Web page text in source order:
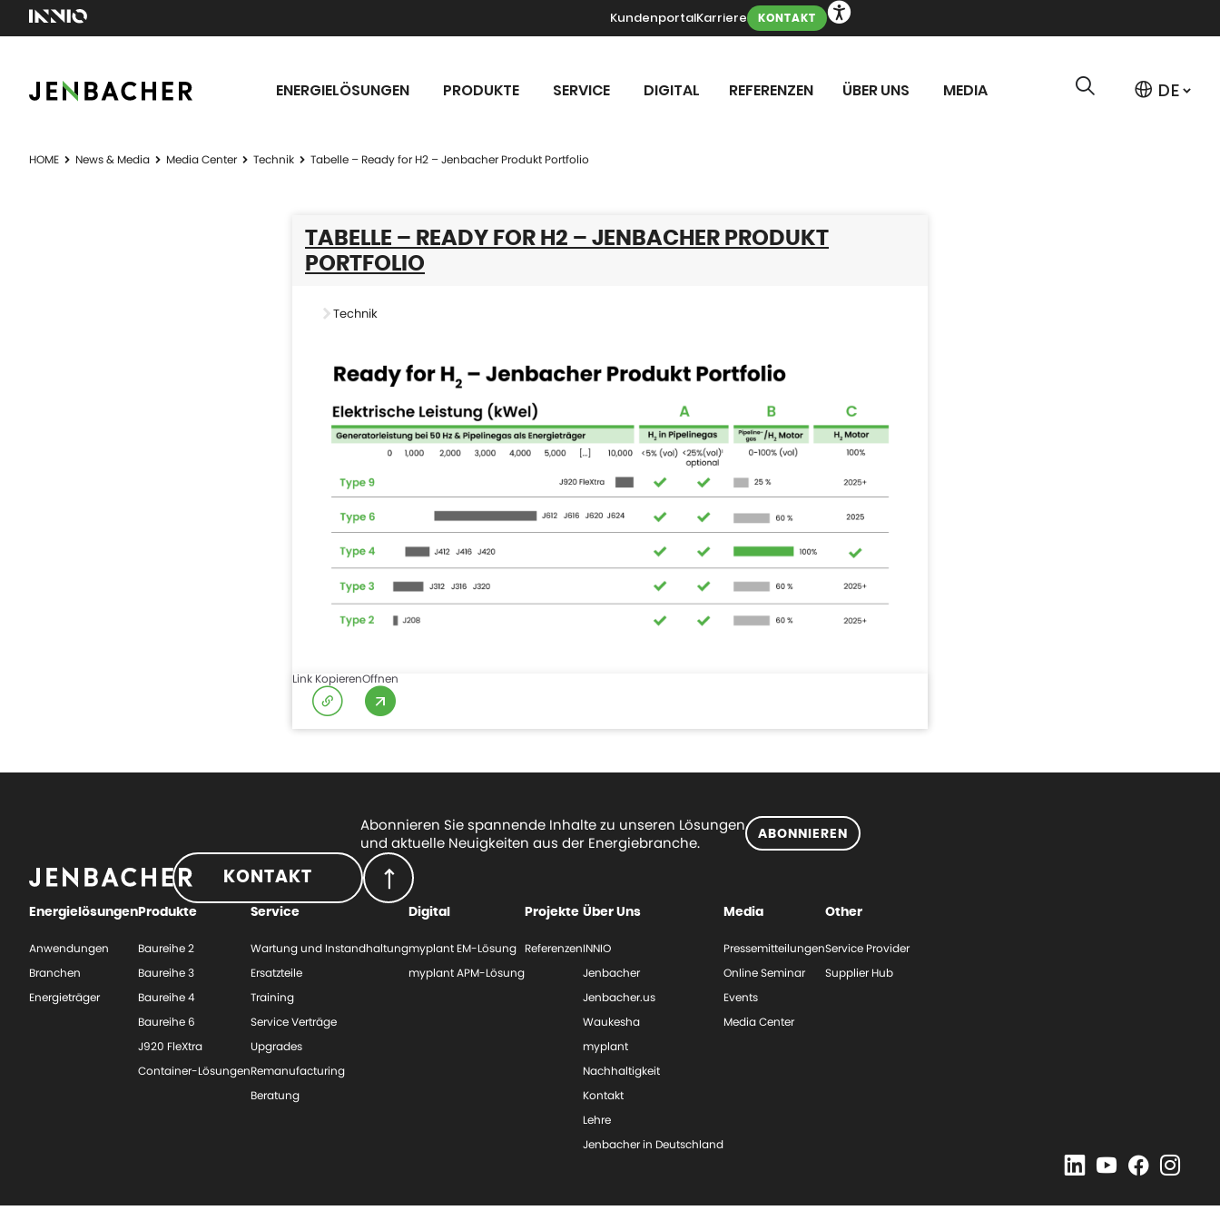
KundenportalKarriere KONTAKT
ENERGIELÖSUNGEN PRODUKTE SERVICE DIGITAL REFERENZEN ÜBER UNS MEDIA
HOME News & Media Media Center Technik Tabelle – Ready for H2 – Jenbacher Produkt Portfolio
TABELLE – READY FOR H2 – JENBACHER PRODUKT
PORTFOLIO
Technik
Link KopierenOffnen
Abonnieren Sie spannende Inhalte zu unseren Lösungen
und aktuelle Neuigkeiten aus der Energiebranche.
ABONNIEREN
KONTAKT
Energielösungen
Anwendungen
Branchen
Energieträger
Produkte
Baureihe 2
Baureihe 3
Baureihe 4
Baureihe 6
J920 FleXtra
Container-Lösungen
Service
Wartung und Instandhaltung
Ersatzteile
Training
Service Verträge
Upgrades
Remanufacturing
Beratung
Digital
myplant EM-Lösung
myplant APM-Lösung
Projekte
Referenzen
Über Uns
INNIO
Jenbacher
Jenbacher.us
Waukesha
myplant
Nachhaltigkeit
Kontakt
Lehre
Jenbacher in Deutschland
Media
Pressemitteilungen
Online Seminar
Events
Media Center
Other
Service Provider
Supplier Hub